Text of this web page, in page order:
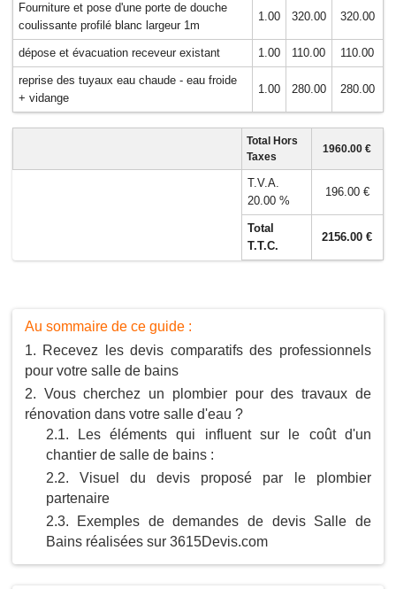
Fourniture et pose d'une porte de douche
coulissante profilé blanc largeur 1m
1.00 320.00 320.00
dépose et évacuation receveur existant 1.00 110.00 110.00
reprise des tuyaux eau chaude - eau froide
+ vidange
1.00 280.00 280.00
Total Hors
Taxes
1960.00 €
T.V.A.
20.00 %
196.00 €
Total
T.T.C.
2156.00 €
Au sommaire de ce guide :
Recevez les devis comparatifs des professionnels
pour votre salle de bains
Vous cherchez un plombier pour des travaux de
rénovation dans votre salle d'eau ?
Les éléments qui influent sur le coût d'un
chantier de salle de bains :
Visuel du devis proposé par le plombier
partenaire
Exemples de demandes de devis Salle de
Bains réalisées sur 3615Devis.com